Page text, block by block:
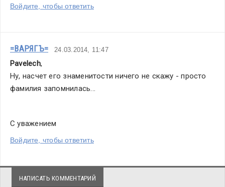
Войдите, чтобы ответить
=ВАРЯГЪ= 24.03.2014, 11:47
Pavelech,
Ну, насчет его знаменитости ничего не скажу - просто
фамилия запомнилась...
С уважением
Войдите, чтобы ответить
НАПИСАТЬ КОММЕНТАРИЙ